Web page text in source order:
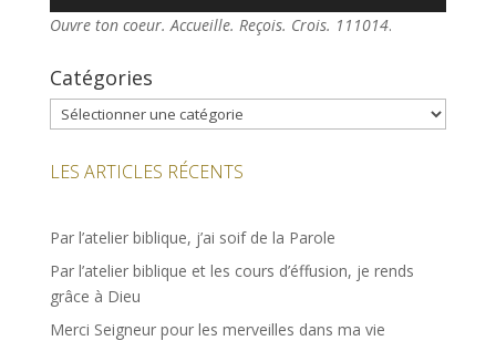
Ouvre ton coeur. Accueille. Reçois. Crois. 111014.
Catégories
Catégories
LES ARTICLES RÉCENTS
Par l’atelier biblique, j’ai soif de la Parole
Par l’atelier biblique et les cours d’éffusion, je rends
grâce à Dieu
Merci Seigneur pour les merveilles dans ma vie